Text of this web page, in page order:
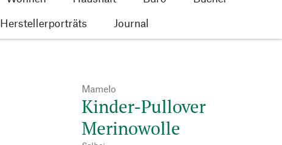
Herstellerporträts Journal
Mamelo
Kinder-Pullover
Merinowolle